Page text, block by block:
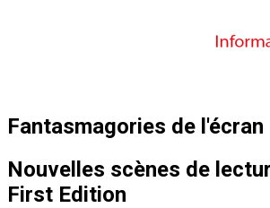
Fantasmagories de l'écran
Nouvelles scènes de
First Edition